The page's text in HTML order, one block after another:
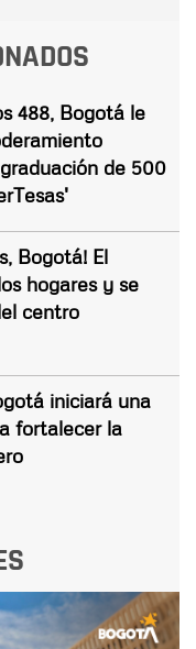
488, Bogotá le
de 500
Bogotá! El
hogares y se
centro
iniciará una
fortalecer la